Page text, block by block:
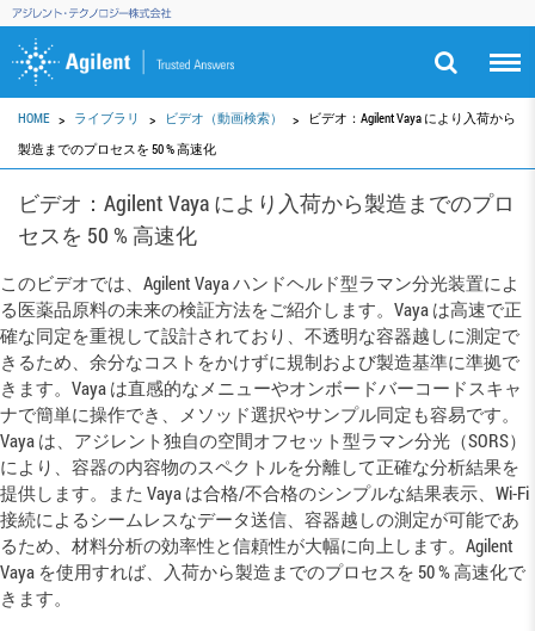
HOME ライブラリ ビデオ（動画検索）
ビデオ：Agilent Vaya により入荷から
製造までのプロセスを 50 % 高速化
ビデオ：Agilent Vaya により入荷から製造までのプロ
セスを 50 % 高速化
このビデオでは、Agilent Vaya ハンドヘルド型ラマン分光装置によ
る医薬品原料の未来の検証方法をご紹介します。Vaya は高速で正
確な同定を重視して設計されており、不透明な容器越しに測定で
きるため、余分なコストをかけずに規制および製造基準に準拠で
きます。Vaya は直感的なメニューやオンボードバーコードスキャ
ナで簡単に操作でき、メソッド選択やサンプル同定も容易です。
Vaya は、アジレント独自の空間オフセット型ラマン分光（SORS）
により、容器の内容物のスペクトルを分離して正確な分析結果を
提供します。また Vaya は合格/不合格のシンプルな結果表示、Wi-Fi
接続によるシームレスなデータ送信、容器越しの測定が可能であ
るため、材料分析の効率性と信頼性が大幅に向上します。Agilent
Vaya を使用すれば、入荷から製造までのプロセスを 50 % 高速化で
きます。